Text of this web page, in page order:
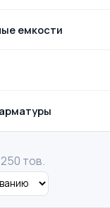
емкости
250 тов.